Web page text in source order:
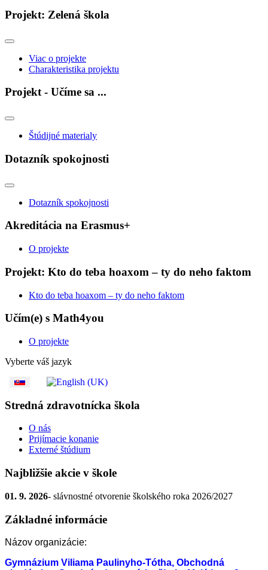
Projekt: Zelená škola
Viac o projekte
Charakteristika projektu
Projekt - Učíme sa ...
Štúdijné materialy
Dotazník spokojnosti
Dotazník spokojnosti
Akreditácia na Erasmus+
O projekte
Projekt: Kto do teba hoaxom – ty do neho faktom
Kto do teba hoaxom – ty do neho faktom
Učím(e) s Math4you
O projekte
Vyberte váš jazyk
Stredná zdravotnícka škola
O nás
Prijímacie konanie
Externé štúdium
Najbližšie akcie v škole
01. 9. 2026- slávnostné otvorenie školského roka 2026/2027
Základné informácie
Názov organizácie:
Gymnázium Viliama Paulinyho-Tótha, Obchodná